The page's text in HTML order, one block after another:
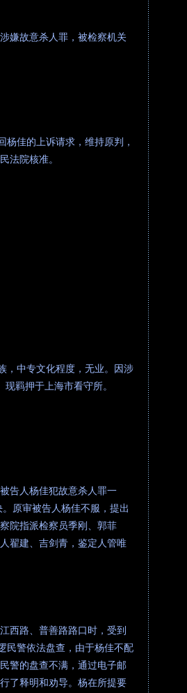
嫌故意杀人罪，被检察机关
杨佳的上诉请求，维持原判，
法院核准。
，中专文化程度，无业。因涉
羁押于上海市看守所。
告人杨佳犯故意杀人罪一
原审被告人杨佳不服，提出
院指派检察员季刚、郭菲
翟建、吉剑青，鉴定人管唯
西路、普善路路口时，受到
民警依法盘查，由于杨佳不配
警的盘查不满，通过电子邮
了释明和劝导。杨在所提要